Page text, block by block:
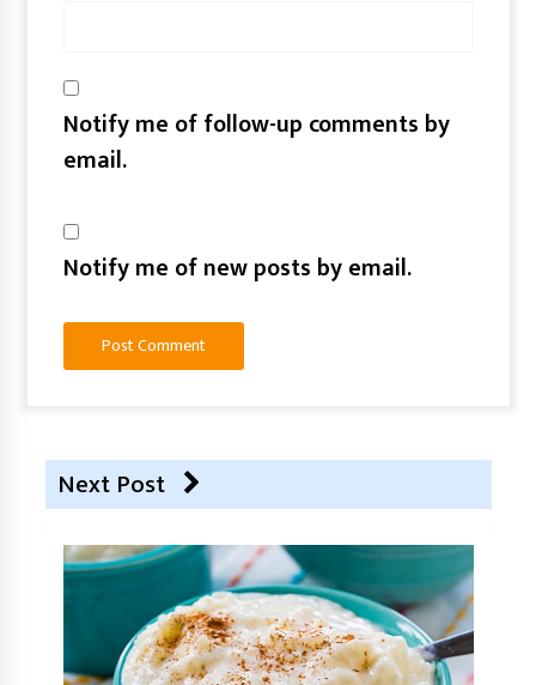
Notify me of follow-up comments by
email.
Notify me of new posts by email.
Next Post